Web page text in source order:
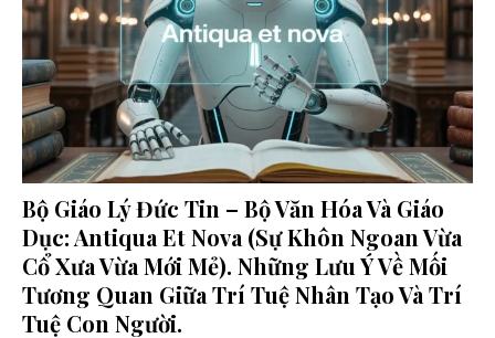
Bộ Giáo Lý Đức Tin – Bộ Văn Hóa Và Giáo
Dục: Antiqua Et Nova (Sự Khôn Ngoan Vừa
Cổ Xưa Vừa Mới Mẻ). Những Lưu Ý Về Mối
Tương Quan Giữa Trí Tuệ Nhân Tạo Và Trí
Tuệ Con Người.